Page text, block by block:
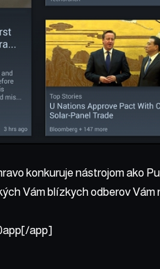
konkuruje nástrojom ako
Vám blízkych odberov Vám
app]